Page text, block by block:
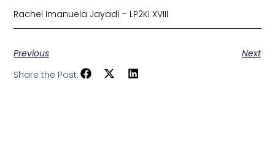
Rachel Imanuela Jayadi – LP2KI XVIII
Previous
Next
Share the Post: